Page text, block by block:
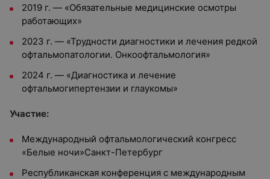
2019 г. — «Обязательные медицинские осмотры
работающих»
2023 г. — «Трудности диагностики и лечения редкой
офтальмопатологии. Онкоофтальмология»
2024 г. — «Диагностика и лечение
офтальмогипертензии и глаукомы»
Участие:
Международный офтальмологический конгресс
«Белые ночи»Санкт-Петербург
Республиканская конференция с международным